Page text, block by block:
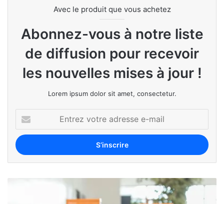
Avec le produit que vous achetez
Abonnez-vous à notre liste
de diffusion pour recevoir
les nouvelles mises à jour !
Lorem ipsum dolor sit amet, consectetur.